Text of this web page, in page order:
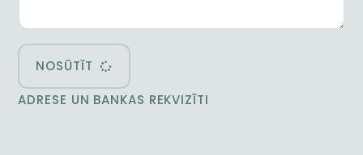
NOSŪTĪT
ADRESE UN BANKAS REKVIZĪTI